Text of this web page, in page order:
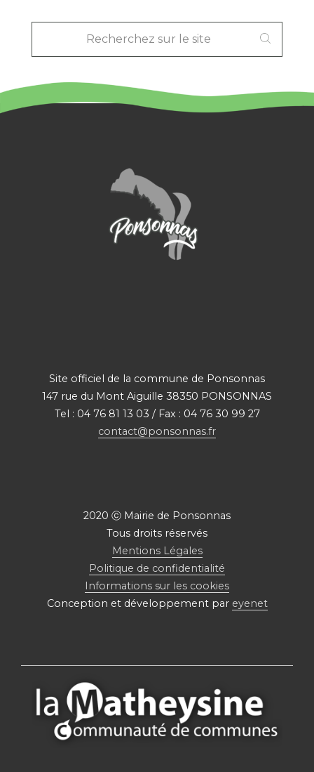
RECHERCHEZ
LE
SITE
Site officiel de la commune de Ponsonnas
147 rue du Mont Aiguille 38350 PONSONNAS
Tel : 04 76 81 13 03 / Fax : 04 76 30 99 27
contact@ponsonnas.fr
2020 ⓒ Mairie de Ponsonnas
Tous droits réservés
Mentions Légales
Politique de confidentialité
Informations sur les cookies
Conception et développement par eyenet